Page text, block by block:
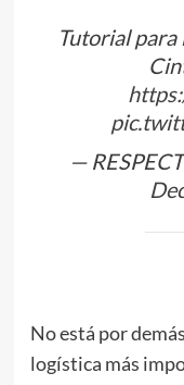
Tutorial para
—
No está por
logística más